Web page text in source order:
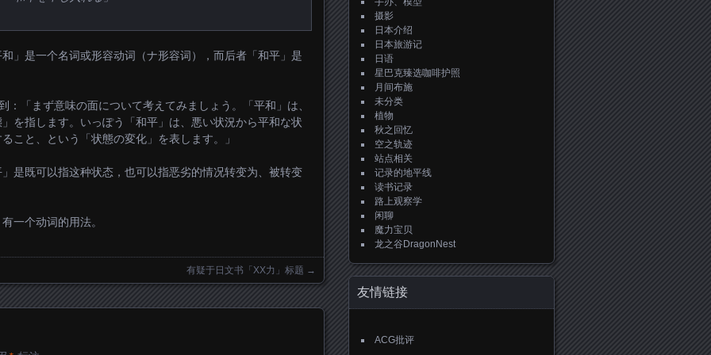
」是一个名词或形容动词（ナ形容词），而后者「和平」是
：「まず意味の面について考えてみましょう。「平和」は、
を指します。いっぽう「和平」は、悪い状況から平和な状
こと、という「状態の変化」を表します。」
是既可以指这种状态，也可以指恶劣的情况转变为、被转变
一个动词的用法。
有疑于日文书「XX力」标题 →
摄影
日本介绍
日本旅游记
日语
星巴克臻选咖啡护照
月间布施
未分类
植物
秋之回忆
空之轨迹
站点相关
记录的地平线
读书记录
路上观察学
闲聊
魔力宝贝
龙之谷DragonNest
友情链接
ACG批评